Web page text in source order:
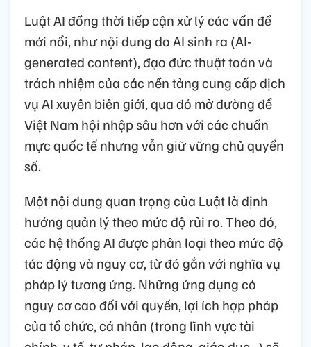
Luật AI đồng thời tiếp cận xử lý các vấn đề
mới nổi, như nội dung do AI sinh ra (AI-
generated content), đạo đức thuật toán và
trách nhiệm của các nền tảng cung cấp dịch
vụ AI xuyên biên giới, qua đó mở đường để
Việt Nam hội nhập sâu hơn với các chuẩn
mực quốc tế nhưng vẫn giữ vững chủ quyền
số.
Một nội dung quan trọng của Luật là định
hướng quản lý theo mức độ rủi ro. Theo đó,
các hệ thống AI được phân loại theo mức độ
tác động và nguy cơ, từ đó gắn với nghĩa vụ
pháp lý tương ứng. Những ứng dụng có
nguy cơ cao đối với quyền, lợi ích hợp pháp
của tổ chức, cá nhân (trong lĩnh vực tài